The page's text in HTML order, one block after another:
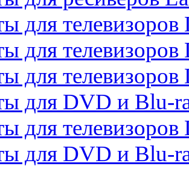
для телевизоров
для телевизоров
для телевизоров
для DVD и Blu-
для телевизоров
для DVD и Blu-